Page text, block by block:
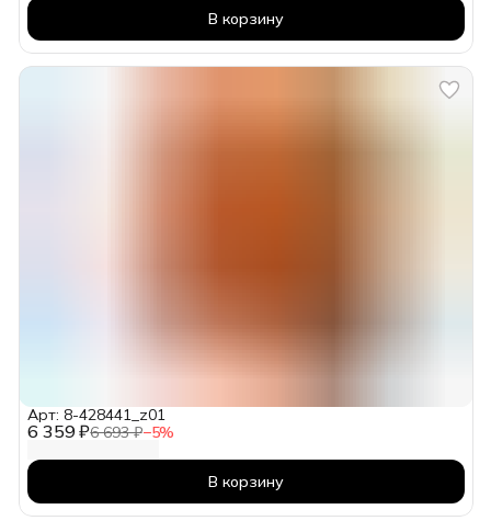
В корзину
6 359 ₽6 693 ₽−5%
Арт: 8-428441_z01
В корзину